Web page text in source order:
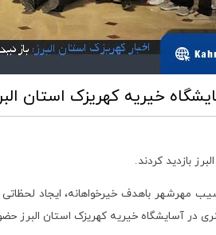
خیریه کهریزک استان
بازدید کردند.
مهرشهر باهدف خیرخواهانه، ایجاد
در آسایشگاه خیریه کهریزک استان البرز